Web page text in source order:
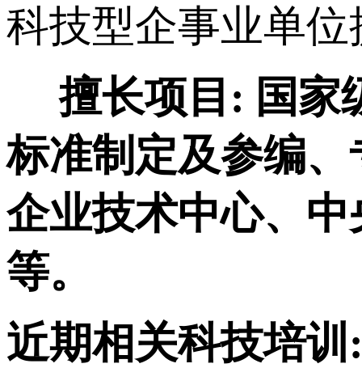
科技型企事业单
擅长项目: 国家
标准制定及参编
企业技术中心、
等。
近期相关科技培训